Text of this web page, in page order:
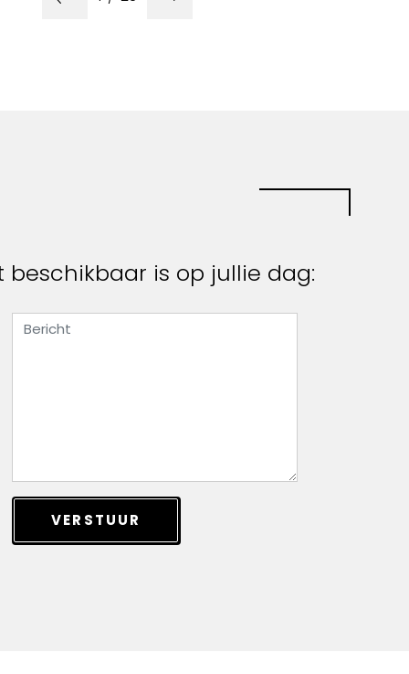
beschikbaar is op jullie dag:
VERSTUUR